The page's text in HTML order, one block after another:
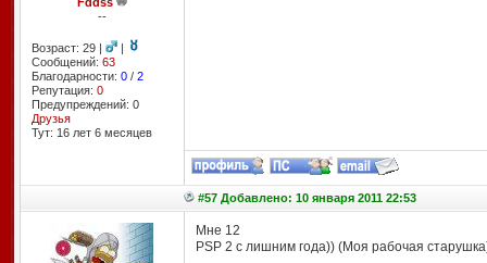
--
Возраст: 29 |
|
Сообщений: 63
Благодарности: 0/ 2
Репутация: 0
Предупреждений: 0
Друзья
Тут: 16 лет 6 месяцев
#57 Добавлено: 10 января 2011 22:53
Мне 12
PSP 2 с лишним года)) (Моя рабочая